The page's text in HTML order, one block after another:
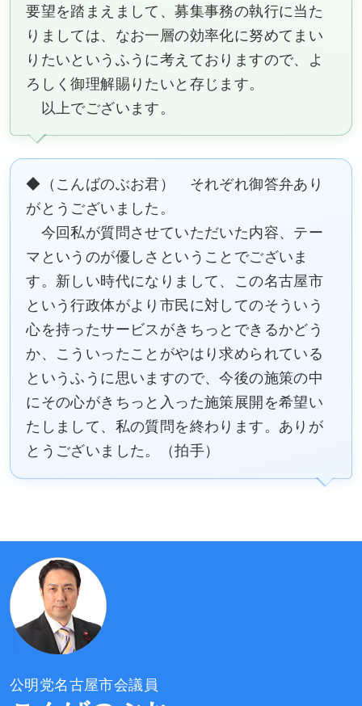
要望を踏まえまして、募集事務の執行に当た
りましては、なお一層の効率化に努めてまい
りたいというふうに考えておりますので、よ
ろしく御理解賜りたいと存じます。
以上でございます。
◆（こんばのぶお君） それぞれ御答弁あり
がとうございました。
今回私が質問させていただいた内容、テー
マというのが優しさということでございま
す。新しい時代になりまして、この名古屋市
という行政体がより市民に対してのそういう
心を持ったサービスがきちっとできるかどう
か、こういったことがやはり求められている
というふうに思いますので、今後の施策の中
にその心がきちっと入った施策展開を希望い
たしまして、私の質問を終わります。ありが
とうございました。（拍手）
公明党名古屋市会議員